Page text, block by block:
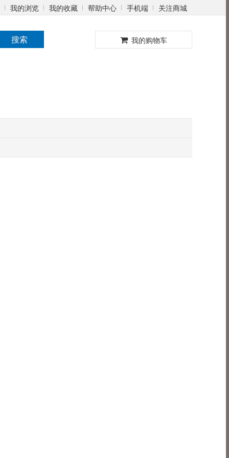
我的浏览 我的收藏 帮助中心 手机端 关注商城
搜索 我的购物车